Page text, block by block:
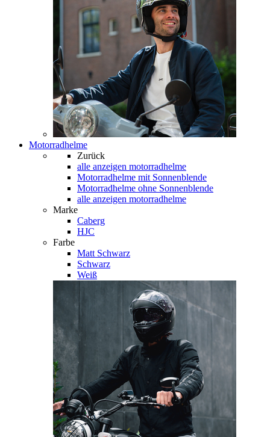
Motorradhelme
Zurück
alle anzeigen motorradhelme
Motorradhelme mit Sonnenblende
Motorradhelme ohne Sonnenblende
alle anzeigen motorradhelme
Marke
Caberg
HJC
Farbe
Matt Schwarz
Schwarz
Weiß